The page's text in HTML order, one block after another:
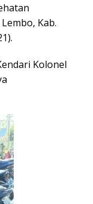
Kab.
Kolonel